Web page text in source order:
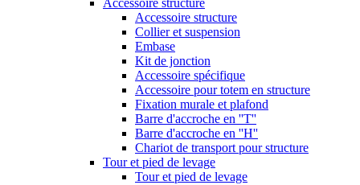
Accessoire structure
Accessoire structure
Collier et suspension
Embase
Kit de jonction
Accessoire spécifique
Accessoire pour totem en structure
Fixation murale et plafond
Barre d'accroche en ''T''
Barre d'accroche en ''H''
Chariot de transport pour structure
Tour et pied de levage
Tour et pied de levage